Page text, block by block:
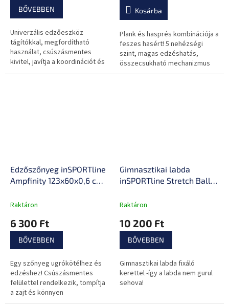
BŐVEBBEN
Univerzális edzőeszköz
tágítókkal, megfordítható
használat, csúszásmentes
kivitel, javítja a koordinációt és
erősíti az alakot.
Kosárba
Plank és hasprés kombinációja a
feszes hasért! 5 nehézségi
szint, magas edzéshatás,
összecsukható mechanizmus
és LED-es kijelző.
Edzőszőnyeg inSPORTline
Ampfinity 123x60x0,6 cm,
könnyen mosható,
ízületeket
Raktáron
6 300 Ft
BŐVEBBEN
Egy szőnyeg ugrókötélhez és
edzéshez! Csúszásmentes
felülettel rendelkezik, tompítja
a zajt és könnyen
karbantartható.
Gimnasztikai labda
inSPORTline Stretch Ball
kerettel, csúszásmentes
gyakorlatokkal
Raktáron
10 200 Ft
BŐVEBBEN
Gimnasztikai labda fixáló
kerettel -így a labda nem gurul
sehova!